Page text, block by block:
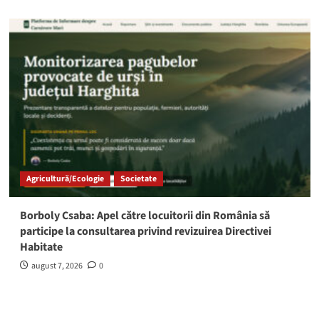
Agricultură/Ecologie Societate
Borboly Csaba: Apel către locuitorii din România să
participe la consultarea privind revizuirea Directivei
Habitate
august 7, 2026 0